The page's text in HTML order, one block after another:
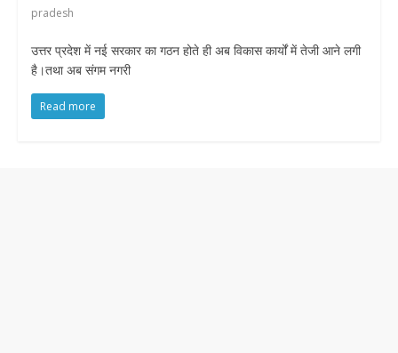
pradesh
उत्तर प्रदेश में नई सरकार का गठन होते ही अब विकास कार्यों में तेजी आने लगी
है।तथा अब संगम नगरी
Read more